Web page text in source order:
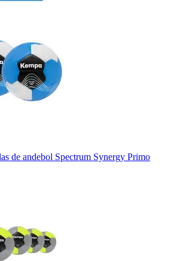
de andebol Spectrum Synergy Primo